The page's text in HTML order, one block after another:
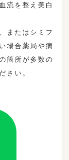
流を整え美白
またはシミフ
場合薬局や病
箇所が多数の
さい。